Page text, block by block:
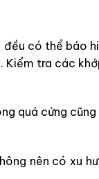
có thể báo
Kiểm tra các
quá cứng
nên có